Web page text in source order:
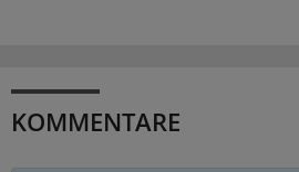
KOMMENTARE